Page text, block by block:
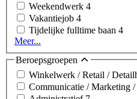
Weekendwerk 4
Vakantiejob 4
Tijdelijke fulltime baan 4
Meer...
Beroepsgroepen
Winkelwerk / Retail /
Communicatie / Marketing /